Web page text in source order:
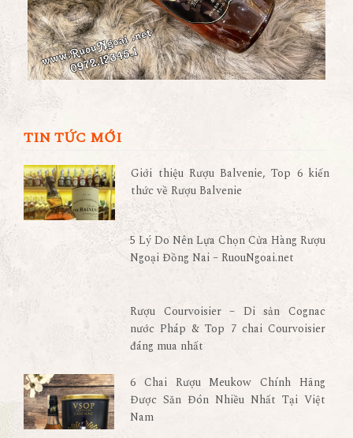
TIN TỨC MỚI
Giới thiệu Rượu Balvenie, Top 6 kiến
thức về Rượu Balvenie
5 Lý Do Nên Lựa Chọn Cửa Hàng Rượu
Ngoại Đồng Nai – RuouNgoai.net
Rượu Courvoisier – Di sản Cognac
nước Pháp & Top 7 chai Courvoisier
đáng mua nhất
6 Chai Rượu Meukow Chính Hãng
Được Săn Đón Nhiều Nhất Tại Việt
Nam